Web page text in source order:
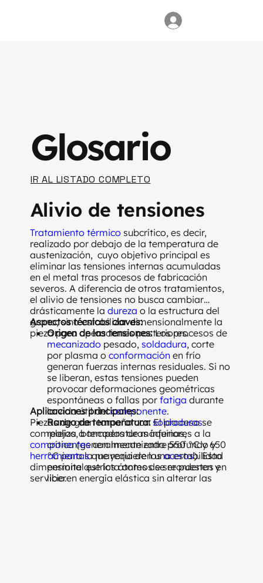
Glosario
IR AL LISTADO COMPLETO
Alivio de tensiones
Tratamiento térmico subcrítico, es decir,
realizado por debajo de la temperatura de
austenización, cuyo objetivo principal es
eliminar las tensiones internas acumuladas
en el metal tras procesos de fabricación
severos. A diferencia de otros tratamientos,
el alivio de tensiones no busca cambiar
drásticamente ladurezao la estructura del
grano, sino estabilizar dimensionalmente la
pieza para operaciones posteriores.
Aspectos técnicos claves:
Origen de las tensiones:Los procesos de
mecanizado pesado,soldadura, corte
por plasma oconformaciónen frío
generan fuerzas internas residuales. Si no
se liberan, estas tensiones pueden
provocar deformaciones geométricas
espontáneas o fallas porfatigadurante
la vida útil delcomponente.
Rango de temperatura:El proceso se
realiza a temperaturas inferiores a la
crítica (generalmente entre 550 °C y 650
°C para la mayoría de losaceros). Esto
permite que los átomos se reordenen y
liberen energía elástica sin alterar las
Aplicaciones principales:
Piezas de gran tamaño consoldaduras
complejas, bancadas de máquinas,
componentescon mecanizado profundo y
herramientasque requieren una estabilidad
dimensional estricta antes de ser puestas en
servicio.